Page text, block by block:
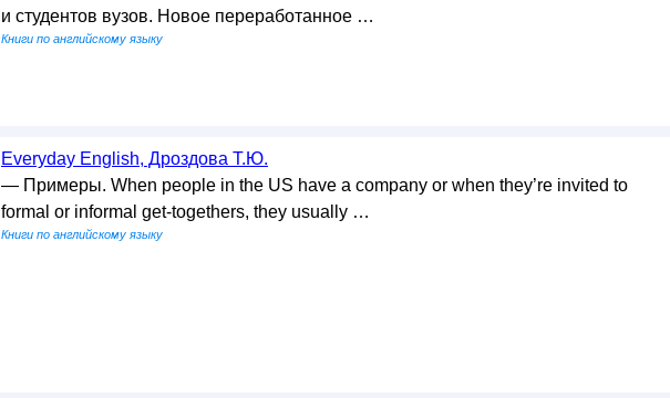
и студентов вузов. Новое переработанное …
Книги по английскому языку
Everyday English, Дроздова Т.Ю.
— Примеры. When people in the US have a company or when they’re invited to
formal or informal get-togethers, they usually …
Книги по английскому языку